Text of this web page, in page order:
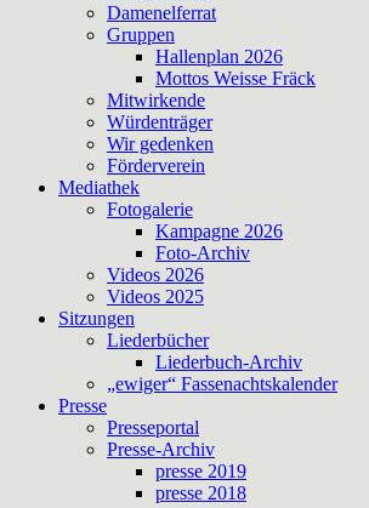
Damenelferrat
Gruppen
Hallenplan 2026
Mottos Weisse Fräck
Mitwirkende
Würdenträger
Wir gedenken
Förderverein
Mediathek
Fotogalerie
Kampagne 2026
Foto-Archiv
Videos 2026
Videos 2025
Sitzungen
Liederbücher
Liederbuch-Archiv
„ewiger“ Fassenachtskalender
Presse
Presseportal
Presse-Archiv
presse 2019
presse 2018